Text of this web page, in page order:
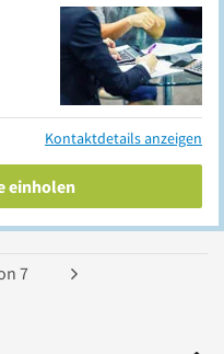
Kontaktdetails anzeigen
einholen
7